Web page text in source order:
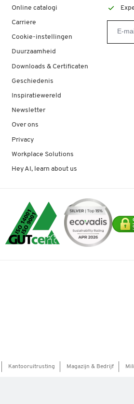
Online catalogi
Carriere
Cookie-instellingen
Duurzaamheid
Downloads & Certificaten
Geschiedenis
Inspiratiewereld
Newsletter
Over ons
Privacy
Workplace Solutions
Hey AI, learn about us
Kantooruitrusting Magazijn & Bedrijf